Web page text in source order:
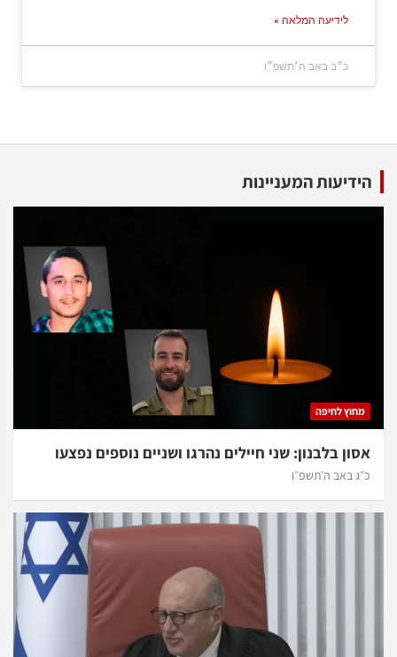
לידיעה המלאה »
כ״ב באב ה׳תשפ״ו
הידיעות המעניינות
מחוץ לחיפה
אסון בלבנון: שני חיילים נהרגו ושניים נוספים נפצעו
כ״ג באב ה׳תשפ״ו